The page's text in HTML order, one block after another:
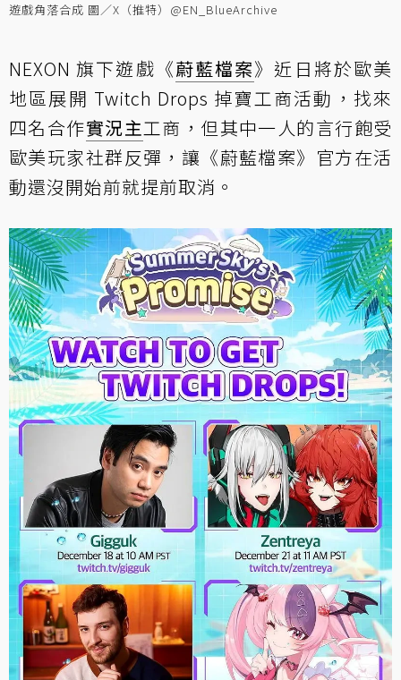
遊戲角落合成 圖／X（推特）@EN_BlueArchive
NEXON 旗下遊戲《蔚藍檔案》近日將於歐美
地區展開 Twitch Drops 掉寶工商活動，找來
四名合作實況主工商，但其中一人的言行飽受
歐美玩家社群反彈，讓《蔚藍檔案》官方在活
動還沒開始前就提前取消。